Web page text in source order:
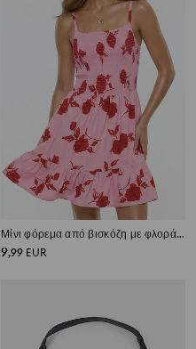
Μίνι φόρεμα από βισκόζη με φλοράλ σχέδιο
9,99 EUR